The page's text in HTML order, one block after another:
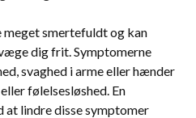
meget smertefuldt og kan
dig frit. Symptomerne
svaghed i arme eller hænder
følelsesløshed. En
lindre disse symptomer